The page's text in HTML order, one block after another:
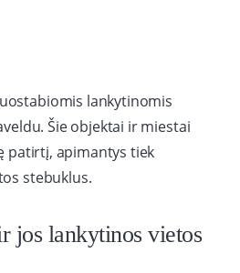
lankytinomis
Šie objektai ir miestai
patirtį, apimantys tiek
stebuklus.
jos lankytinos vietos